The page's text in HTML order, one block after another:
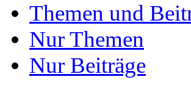
Themen und
Nur Themen
Nur Beiträge